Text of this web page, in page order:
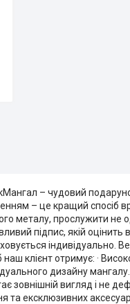
– чудовий
– це кращий спосіб
металу, прослужити не
підпис, якій
індивідуально.
клієнт отримує: ·
дизайну
зовнішній вигляд і не
ексклюзивних